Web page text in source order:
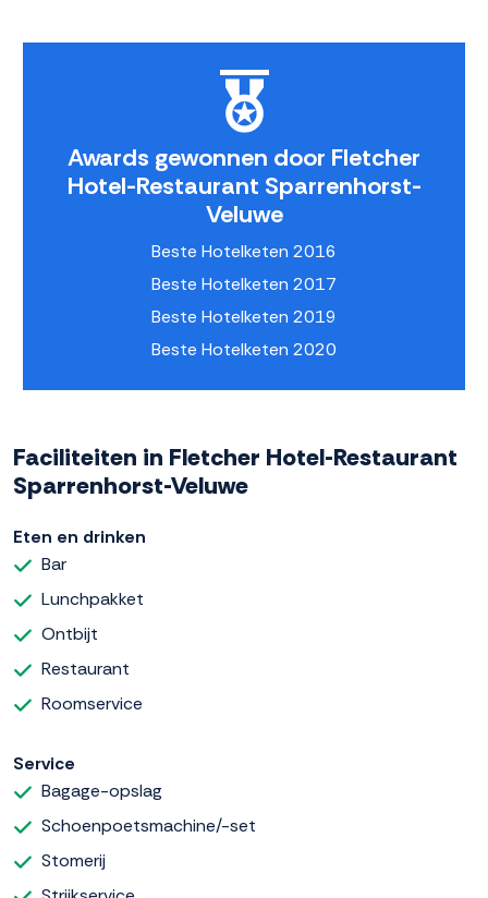
Awards gewonnen door Fletcher
Hotel-Restaurant Sparrenhorst-
Veluwe
Beste Hotelketen 2016
Beste Hotelketen 2017
Beste Hotelketen 2019
Beste Hotelketen 2020
Faciliteiten in Fletcher Hotel-Restaurant
Sparrenhorst-Veluwe
Eten en drinken
Bar
Lunchpakket
Ontbijt
Restaurant
Roomservice
Service
Bagage-opslag
Schoenpoetsmachine/-set
Stomerij